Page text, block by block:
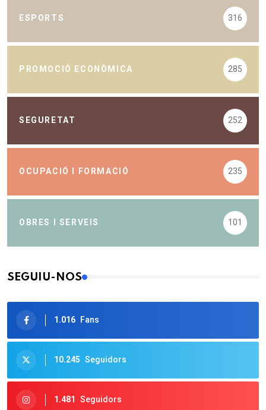
ESPORTS 316
PROMOCIÓ ECONÒMICA 285
SEGURETAT 252
OCUPACIÓ I FORMACIÓ 235
OBRES I SERVEIS 101
SEGUIU-NOS
1.016 Fans
10.245 Seguidors
1.481 Seguidors